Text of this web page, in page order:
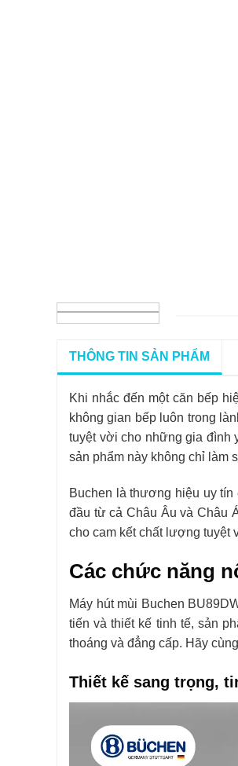
THÔNG TIN SẢN PHẨM
Khi nhắc đến một căn bếp
không gian bếp luôn trong
tuyệt vời cho những gia đình
sản phẩm này không chỉ làm
Buchen là thương hiệu uy
đầu từ cả Châu Âu và Châu
cho cam kết chất lượng tuyệt
Các chức năng
Máy hút mùi Buchen
tiến và thiết kế tinh tế, sản
thoáng và đẳng cấp. Hãy
Thiết kế sang trọng,